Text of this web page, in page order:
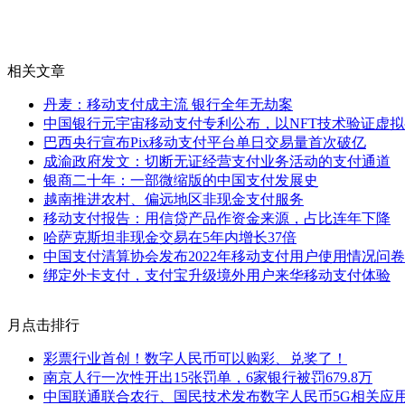
相关文章
丹麦：移动支付成主流 银行全年无劫案
中国银行元宇宙移动支付专利公布，以NFT技术验证虚
巴西央行宣布Pix移动支付平台单日交易量首次破亿
成渝政府发文：切断无证经营支付业务活动的支付通道
银商二十年：一部微缩版的中国支付发展史
越南推进农村、偏远地区非现金支付服务
移动支付报告：用信贷产品作资金来源，占比连年下降
哈萨克斯坦非现金交易在5年内增长37倍
中国支付清算协会发布2022年移动支付用户使用情况问
绑定外卡支付，支付宝升级境外用户来华移动支付体验
月点击排行
彩票行业首创！数字人民币可以购彩、兑奖了！
南京人行一次性开出15张罚单，6家银行被罚679.8万
中国联通联合农行、国民技术发布数字人民币5G相关应